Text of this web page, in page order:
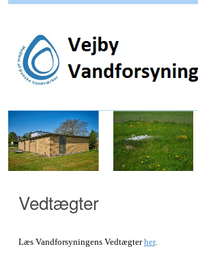
Vedtægter
Læs Vandforsyningens Vedtægterher.